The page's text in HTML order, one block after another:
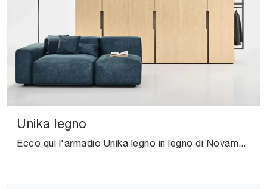
Unika legno
Ecco qui l'armadio Unika legno in legno di Novamobili! Un ricco catalogo di armadi componibili con ante battenti.